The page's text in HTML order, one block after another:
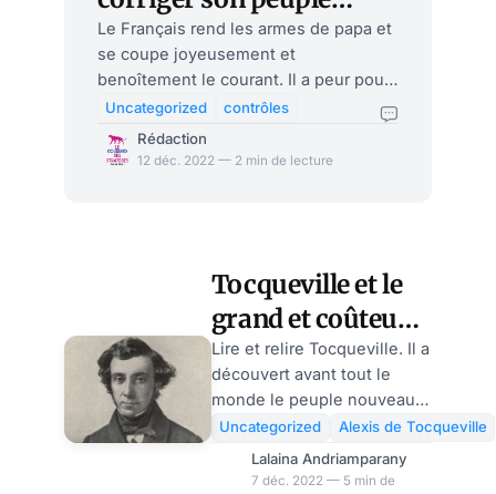
nouveau, par Nicolas
Bonnal
Le Français rend les armes de papa et
se coupe joyeusement et
benoîtement le courant. Il a peur pour
le climat et pour le carbone. Macron
en prend décidément à son aise avec
son peuple nouveau. Peuple nouveau
numériques du monde, le troupeau
qui va accepter le marquage
numérique et le pass carbone et tous
les Resets économiques ou sexuels c
Uncategorized
contrôles
Rédaction
12 déc. 2022 — 2 min de lecture
Tocqueville et le
grand et coûteux
avènement de la
classe moyenne
en France, par
Nicolas Bonnal
Lire et relire Tocqueville. Il a
découvert avant tout le
monde le peuple nouveau
de Macron. C’est un peuple
conforté, étatisé,
subventionné, mais aussi
Uncategorized
Alexis de Tocqueville
Lalaina Andriamparany
7 déc. 2022 — 5 min de